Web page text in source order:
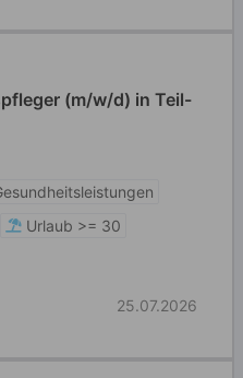
(m/w/d) in Teil-
Urlaub >= 30
25.07.2026